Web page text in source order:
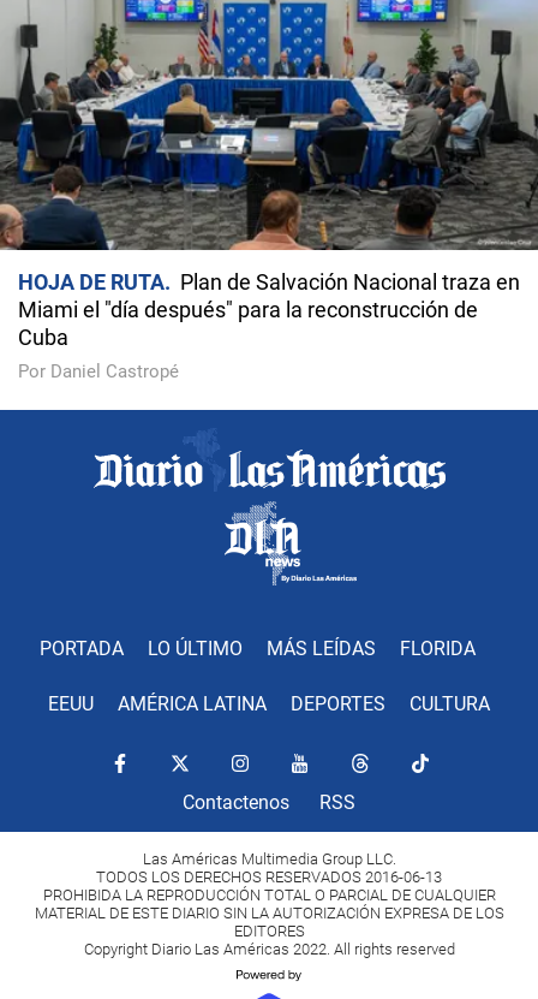
HOJA DE RUTA
Plan de Salvación Nacional traza en
Miami el "día después" para la reconstrucción de
Cuba
Por Daniel Castropé
PORTADA LO ÚLTIMO MÁS LEÍDAS FLORIDA
EEUU AMÉRICA LATINA DEPORTES CULTURA
Contactenos RSS
Las Américas Multimedia Group LLC.
TODOS LOS DERECHOS RESERVADOS 2016-06-13
PROHIBIDA LA REPRODUCCIÓN TOTAL O PARCIAL DE CUALQUIER
MATERIAL DE ESTE DIARIO SIN LA AUTORIZACIÓN EXPRESA DE LOS
EDITORES
Copyright Diario Las Américas 2022. All rights reserved